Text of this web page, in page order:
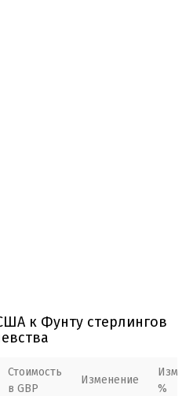
к Фунту стерлингов
Стоимость
в GBP
Изменение
%